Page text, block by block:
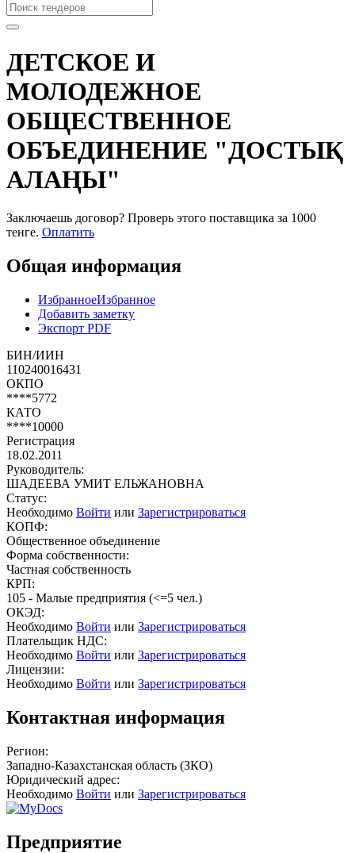
ДЕТСКОЕ И
МОЛОДЕЖНОЕ
ОБЩЕСТВЕННОЕ
ОБЪЕДИНЕНИЕ "ДОСТЫҚ
АЛАҢЫ"
Заключаешь договор? Проверь этого поставщика за 1000
тенге. Оплатить
Общая информация
ИзбранноеИзбранное
Добавить заметку
Экспорт PDF
БИН/ИИН
110240016431
ОКПО
****5772
КАТО
****10000
Регистрация
18.02.2011
Руководитель:
ШАДЕЕВА УМИТ ЕЛЬЖАНОВНА
Статус:
Необходимо Войти или Зарегистрироваться
КОПФ:
Общественное объединение
Форма собственности:
Частная собственность
КРП:
105 - Малые предприятия (<=5 чел.)
ОКЭД:
Необходимо Войти или Зарегистрироваться
Плательщик НДС:
Необходимо Войти или Зарегистрироваться
Лицензии:
Необходимо Войти или Зарегистрироваться
Контактная информация
Регион:
Западно-Казахстанская область (ЗКО)
Юридический адрес:
Необходимо Войти или Зарегистрироваться
Предприятие